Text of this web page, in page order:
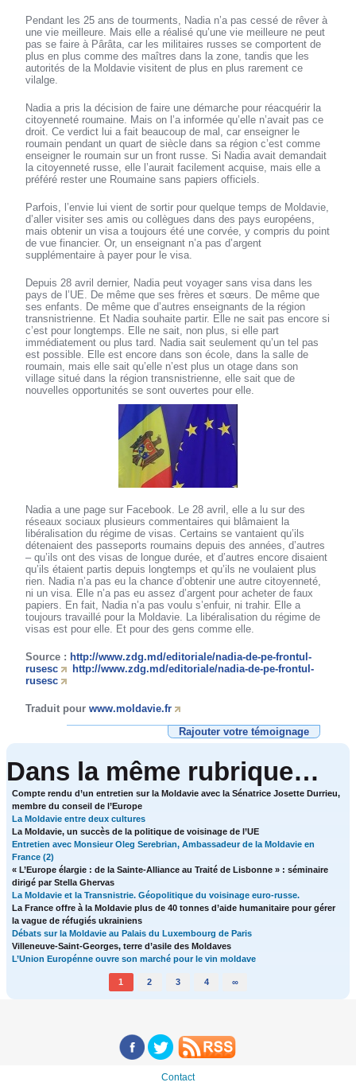
Pendant les 25 ans de tourments, Nadia n’a pas cessé de rêver à
une vie meilleure. Mais elle a réalisé qu’une vie meilleure ne peut
pas se faire à Pârâta, car les militaires russes se comportent de
plus en plus comme des maîtres dans la zone, tandis que les
autorités de la Moldavie visitent de plus en plus rarement ce
vilalge.
Nadia a pris la décision de faire une démarche pour réacquérir la
citoyenneté roumaine. Mais on l’a informée qu’elle n’avait pas ce
droit. Ce verdict lui a fait beaucoup de mal, car enseigner le
roumain pendant un quart de siècle dans sa région c’est comme
enseigner le roumain sur un front russe. Si Nadia avait demandait
la citoyenneté russe, elle l’aurait facilement acquise, mais elle a
préféré rester une Roumaine sans papiers officiels.
Parfois, l’envie lui vient de sortir pour quelque temps de Moldavie,
d’aller visiter ses amis ou collègues dans des pays européens,
mais obtenir un visa a toujours été une corvée, y compris du point
de vue financier. Or, un enseignant n’a pas d’argent
supplémentaire à payer pour le visa.
Depuis 28 avril dernier, Nadia peut voyager sans visa dans les
pays de l’UE. De même que ses frères et sœurs. De même que
ses enfants. De même que d’autres enseignants de la région
transnistrienne. Et Nadia souhaite partir. Elle ne sait pas encore si
c’est pour longtemps. Elle ne sait, non plus, si elle part
immédiatement ou plus tard. Nadia sait seulement qu’un tel pas
est possible. Elle est encore dans son école, dans la salle de
roumain, mais elle sait qu’elle n’est plus un otage dans son
village situé dans la région transnistrienne, elle sait que de
nouvelles opportunités se sont ouvertes pour elle.
Nadia a une page sur Facebook. Le 28 avril, elle a lu sur des
réseaux sociaux plusieurs commentaires qui blâmaient la
libéralisation du régime de visas. Certains se vantaient qu’ils
détenaient des passeports roumains depuis des années, d’autres
– qu’ils ont des visas de longue durée, et d’autres encore disaient
qu’ils étaient partis depuis longtemps et qu’ils ne voulaient plus
rien. Nadia n’a pas eu la chance d’obtenir une autre citoyenneté,
ni un visa. Elle n’a pas eu assez d’argent pour acheter de faux
papiers. En fait, Nadia n’a pas voulu s’enfuir, ni trahir. Elle a
toujours travaillé pour la Moldavie. La libéralisation du régime de
visas est pour elle. Et pour des gens comme elle.
Source : http://www.zdg.md/editoriale/nadia-de-pe-frontul-
rusesc
http://www.zdg.md/editoriale/nadia-de-pe-frontul-
rusesc
Traduit pour www.moldavie.fr
Rajouter votre témoignage
Dans la même rubrique…
Compte rendu d’un entretien sur la Moldavie avec la Sénatrice Josette Durrieu,
membre du conseil de l’Europe
La Moldavie entre deux cultures
La Moldavie, un succès de la politique de voisinage de l’UE
Entretien avec Monsieur Oleg Serebrian, Ambassadeur de la Moldavie en
France (2)
« L’Europe élargie : de la Sainte-Alliance au Traité de Lisbonne » : séminaire
dirigé par Stella Ghervas
La Moldavie et la Transnistrie. Géopolitique du voisinage euro-russe.
La France offre à la Moldavie plus de 40 tonnes d’aide humanitaire pour gérer
la vague de réfugiés ukrainiens
Débats sur la Moldavie au Palais du Luxembourg de Paris
Villeneuve-Saint-Georges, terre d’asile des Moldaves
L’Union Europénne ouvre son marché pour le vin moldave
1 2 3 4 ∞
Contact